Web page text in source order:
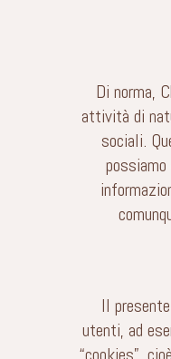
Di norma,
attività di
sociali.
Il
utenti, ad